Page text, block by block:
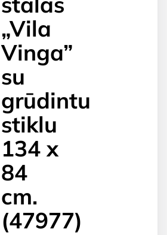
„Vila
Vinga”
su
grūdintu
stiklu
134 x
84
cm.
(47977)